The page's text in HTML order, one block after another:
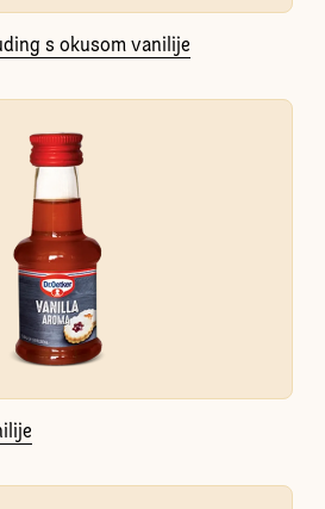
s okusom vanilije